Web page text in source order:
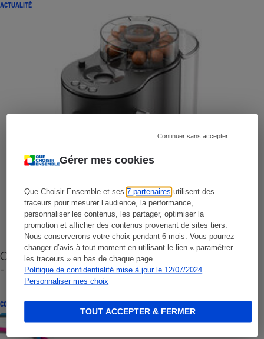
Gérer mes cookies
Que Choisir Ensemble et ses7 partenaires utilisent des
traceurs pour mesurer l’audience, la performance,
personnaliser les contenus, les partager, optimiser la
promotion et afficher des contenus provenant de sites tiers.
Nous conserverons votre choix pendant 6 mois. Vous pourrez
changer d’avis à tout moment en utilisant le lien « paramétrer
les traceurs » en bas de chaque page.
Politique de confidentialité mise à jour le 12/07/2024
Personnaliser mes choix
Continuer sans accepter
TOUT ACCEPTER & FERMER
ACTUALITÉ
Cafetière à capsules zéro déchet CoffeeB (vidéo)
- Premières impressions
CONSEILS